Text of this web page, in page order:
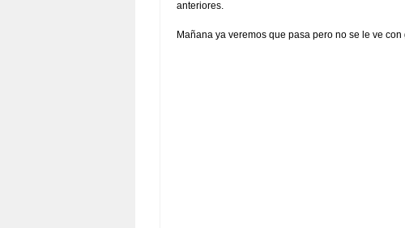
anteriores.
Mañana ya veremos que pasa pero no se le ve